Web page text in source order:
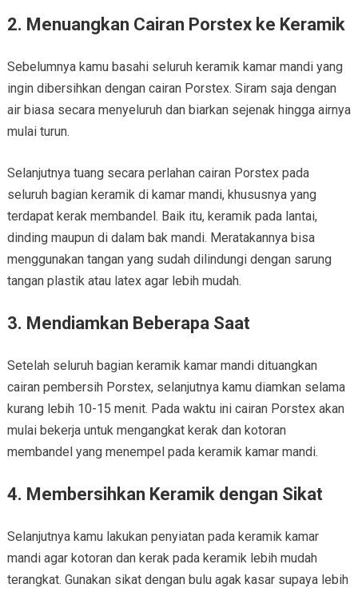
2. Menuangkan Cairan Porstex ke Keramik
Sebelumnya kamu basahi seluruh keramik kamar mandi yang
ingin dibersihkan dengan cairan Porstex. Siram saja dengan
air biasa secara menyeluruh dan biarkan sejenak hingga airnya
mulai turun.
Selanjutnya tuang secara perlahan cairan Porstex pada
seluruh bagian keramik di kamar mandi, khususnya yang
terdapat kerak membandel. Baik itu, keramik pada lantai,
dinding maupun di dalam bak mandi. Meratakannya bisa
menggunakan tangan yang sudah dilindungi dengan sarung
tangan plastik atau latex agar lebih mudah.
3. Mendiamkan Beberapa Saat
Setelah seluruh bagian keramik kamar mandi dituangkan
cairan pembersih Porstex, selanjutnya kamu diamkan selama
kurang lebih 10-15 menit. Pada waktu ini cairan Porstex akan
mulai bekerja untuk mengangkat kerak dan kotoran
membandel yang menempel pada keramik kamar mandi.
4. Membersihkan Keramik dengan Sikat
Selanjutnya kamu lakukan penyiatan pada keramik kamar
mandi agar kotoran dan kerak pada keramik lebih mudah
terangkat. Gunakan sikat dengan bulu agak kasar supaya lebih